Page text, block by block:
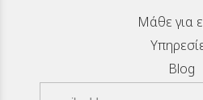
Μάθε για
Blog